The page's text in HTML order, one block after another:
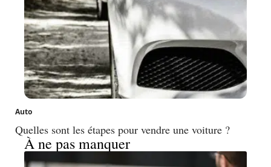
Auto
Quelles sont les étapes pour vendre une voiture ?
À ne pas manquer